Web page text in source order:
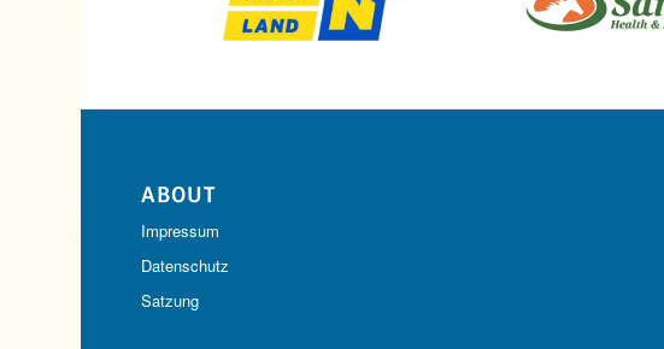
ABOUT
Impressum
Datenschutz
Satzung